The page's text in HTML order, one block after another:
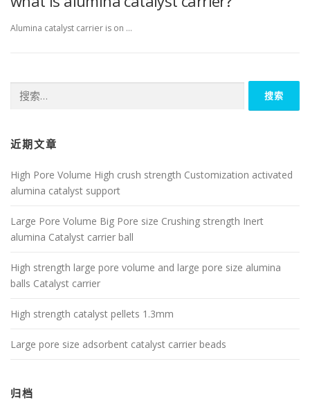
Alumina catalyst carrier is on …
索：
近期文章
High Pore Volume High crush strength Customization activated
alumina catalyst support
Large Pore Volume Big Pore size Crushing strength Inert
alumina Catalyst carrier ball
High strength large pore volume and large pore size alumina
balls Catalyst carrier
High strength catalyst pellets 1.3mm
Large pore size adsorbent catalyst carrier beads
归档